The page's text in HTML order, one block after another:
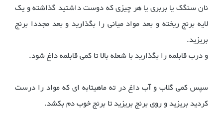
نان سنگک یا بربری یا هر چیزی که دوست داشتید گذاشته و یک
لایه برنج ریخته و بعد مواد میانی را بگذارید و بعد مجددا برنج
بریزید.
و درب قابلمه را بگذارید با شعله بالا تا کمی قابلمه داغ شود.
سپس کمی گلاب و آب داغ در ته ماهیتابه ای که مواد را درست
کردید بریزید و روی برنج بریزید تا برنج خوب دم بکشد.